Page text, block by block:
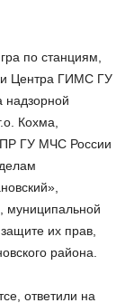
по станциям,
Центра ГИМС ГУ
надзорной
Кохма,
ПР ГУ МЧС России
муниципальной
их прав,
района.
ответили на